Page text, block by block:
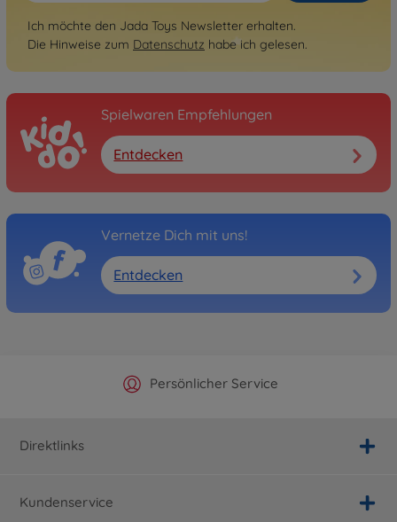
Ich möchte den Jada Toys Newsletter erhalten.
Die Hinweise zum Datenschutz habe ich gelesen.
Spielwaren Empfehlungen
Entdecken
Vernetze Dich mit uns!
Entdecken
Offizieller Hersteller Shop
Persönlicher Service
Versandkostenfrei ab 25€
Schnelle Lieferung
Direktlinks
Kundenservice